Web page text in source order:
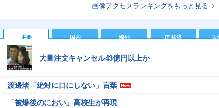
画像アクセスランキングをもっと見る
主要 国内 海外 IT 経済 ス
大量注文キャンセル43億円以上か
渡邊渚「絶対に口にしない」言葉
「被爆後のにおい」高校生が再現